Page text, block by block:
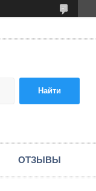
Найти
ОТЗЫВЫ